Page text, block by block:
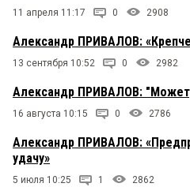
11 апреля 11:17 0 2908
Александр ПРИВАЛОВ:
13 сентября 10:52 0 2982
Александр ПРИВАЛОВ:
16 августа 10:15 0 2786
Александр ПРИВАЛОВ:
удачу»
5 июля 10:25 1 2862